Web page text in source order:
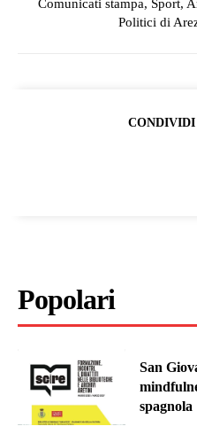
Comunicati stampa, Sport,
Politici di
Popolari
San
spagnola